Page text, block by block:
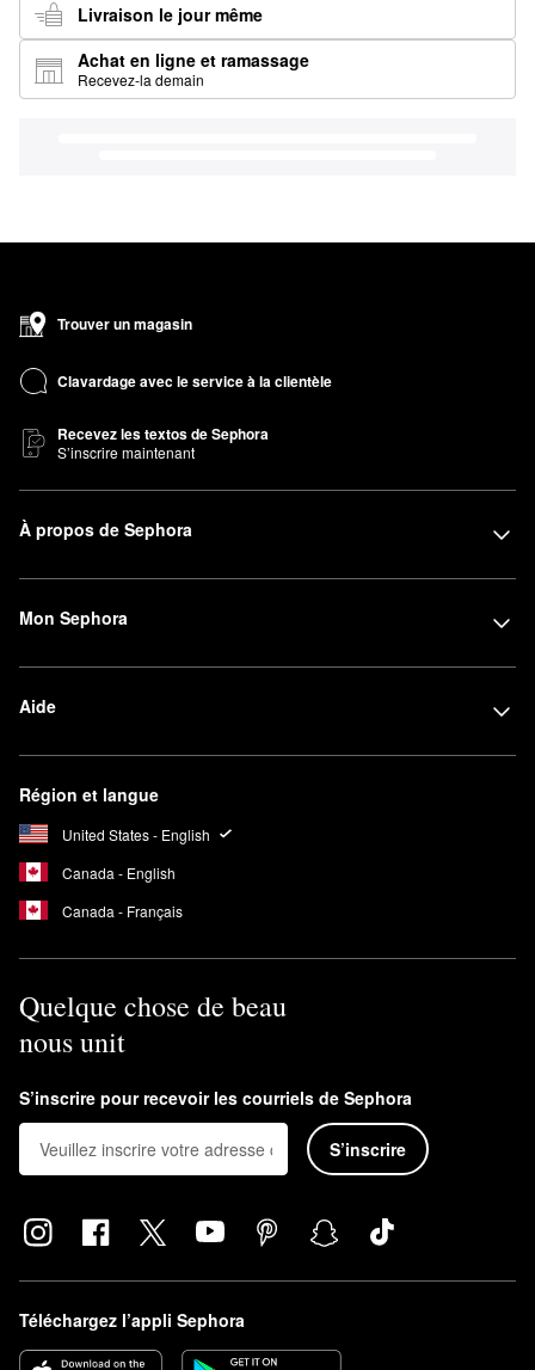
Livraison le jour même
Achat en ligne et ramassage
Recevez-la demain
Trouver un magasin
Clavardage avec le service à la clientèle
Recevez les textos de Sephora
S’inscrire maintenant
À propos de Sephora
Mon Sephora
Aide
Région et langue
United States - English
Canada - English
Canada - Français
Quelque chose de beau
nous unit
S’inscrire pour recevoir les courriels de Sephora
S’inscrire
Téléchargez l’appli Sephora